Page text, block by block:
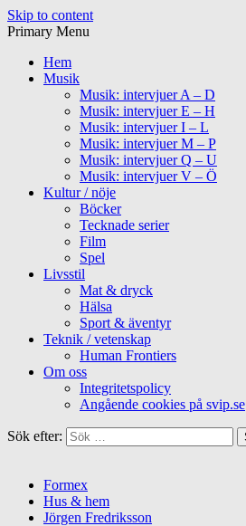
Skip to content
Primary Menu
Hem
Musik
Musik: intervjuer A – D
Musik: intervjuer E – H
Musik: intervjuer I – L
Musik: intervjuer M – P
Musik: intervjuer Q – U
Musik: intervjuer V – Ö
Kultur / nöje
Böcker
Tecknade serier
Film
Spel
Livsstil
Mat & dryck
Hälsa
Sport & äventyr
Teknik / vetenskap
Human Frontiers
Om oss
Integritetspolicy
Angående cookies på svip.se
Sök efter:
Formex
Hus & hem
Jörgen Fredriksson